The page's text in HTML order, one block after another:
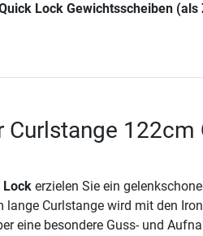
Lock Gewichtsscheiben (als
Curlstange 122cm
Lockerzielen Sie ein
lange Curlstange wird mit den
eine besondere Guss- und